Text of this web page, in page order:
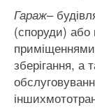
Гараж–
(споруди) або
зберігання, а